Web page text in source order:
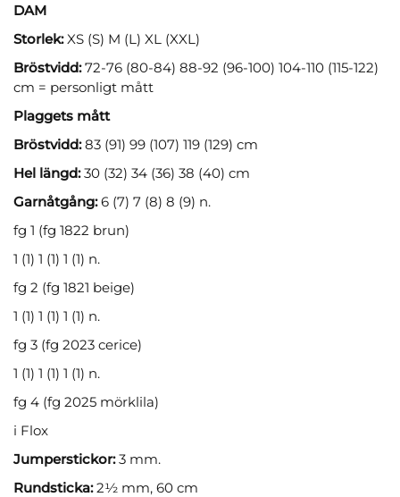
DAM
Storlek:XS (S) M (L) XL (XXL)
Bröstvidd:72-76 (80-84) 88-92 (96-100) 104-110 (115-122)
cm = personligt mått
Plaggets mått
Bröstvidd:83 (91) 99 (107) 119 (129) cm
Hel längd:30 (32) 34 (36) 38 (40) cm
Garnåtgång:6 (7) 7 (8) 8 (9) n.
fg 1 (fg 1822 brun)
1 (1) 1 (1) 1 (1) n.
fg 2 (fg 1821 beige)
1 (1) 1 (1) 1 (1) n.
fg 3 (fg 2023 cerice)
1 (1) 1 (1) 1 (1) n.
fg 4 (fg 2025 mörklila)
i Flox
Jumperstickor:3 mm.
Rundsticka:2½ mm, 60 cm